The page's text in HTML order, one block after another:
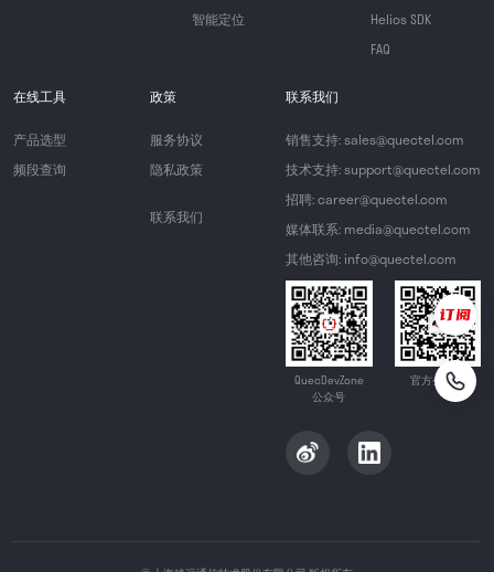
智能定位
Helios SDK
FAQ
在线工具
产品选型
频段查询
政策
服务协议
隐私政策
联系我们
联系我们
销售支持: sales@quectel.com
技术支持: support@quectel.com
招聘: career@quectel.com
媒体联系: media@quectel.com
其他咨询: info@quectel.com
QuecDevZone
公众号
官方公众号